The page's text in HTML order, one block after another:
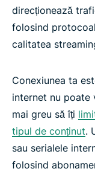
direcționează
folosind
calitatea
Conexiunea ta
internet nu poate
mai greu să îți
tipul de conținut.
sau serialele
folosind